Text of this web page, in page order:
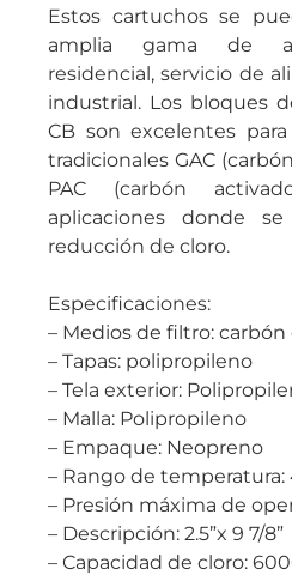
Estos cartuchos se
amplia gama de
residencial, servicio de
industrial. Los bloques
CB son excelentes
tradicionales GAC
PAC (carbón
aplicaciones donde
reducción de cloro.
Especificaciones:
– Medios de filtro: carbón
– Tapas: polipropileno
– Tela exterior:
– Malla: Polipropileno
– Empaque: Neopreno
– Rango de temperatura:
– Presión máxima de
– Descripción: 2.5”x 9 7/8”
– Capacidad de cloro: